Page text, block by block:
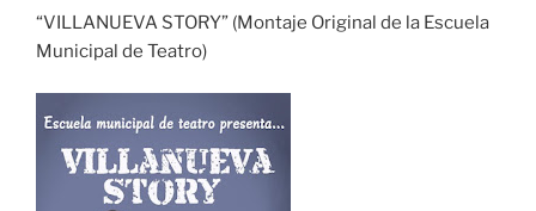
“VILLANUEVA STORY” (Montaje Original de la Escuela
Municipal de Teatro)